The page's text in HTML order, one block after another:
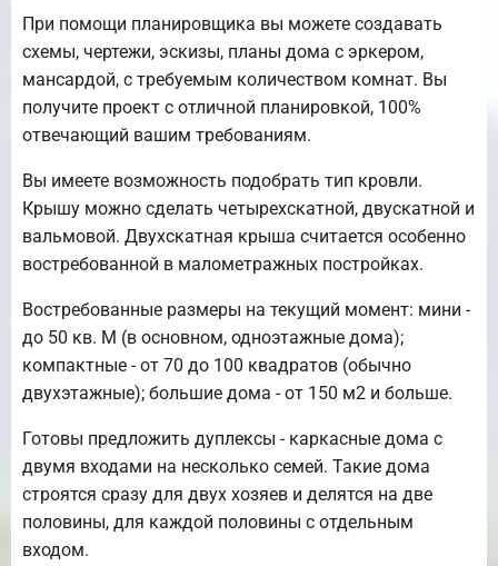
При помощи планировщика вы можете создавать
схемы, чертежи, эскизы, планы дома с эркером,
мансардой, с требуемым количеством комнат. Вы
получите проект с отличной планировкой, 100%
отвечающий вашим требованиям.
Вы имеете возможность подобрать тип кровли.
Крышу можно сделать четырехскатной, двускатной и
вальмовой. Двухскатная крыша считается особенно
востребованной в малометражных постройках.
Востребованные размеры на текущий момент: мини -
до 50 кв. М (в основном, одноэтажные дома);
компактные - от 70 до 100 квадратов (обычно
двухэтажные); большие дома - от 150 м2 и больше.
Готовы предложить дуплексы - каркасные дома с
двумя входами на несколько семей. Такие дома
строятся сразу для двух хозяев и делятся на две
половины, для каждой половины с отдельным
входом.